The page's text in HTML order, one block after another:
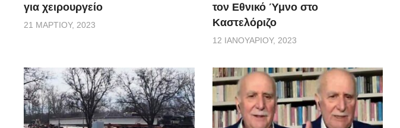
για χειρουργείο
21 ΜΑΡΤΊΟΥ, 2023
τον Εθνικό Ύμνο στο
Καστελόριζο
12 ΙΑΝΟΥΑΡΊΟΥ, 2023